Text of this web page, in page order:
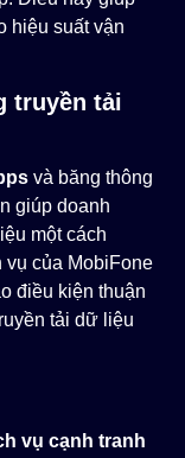
hiệu suất vận
truyền tải
và băng thông
giúp doanh
một cách
vụ của MobiFone
điều kiện thuận
tải dữ liệu
vụ cạnh tranh